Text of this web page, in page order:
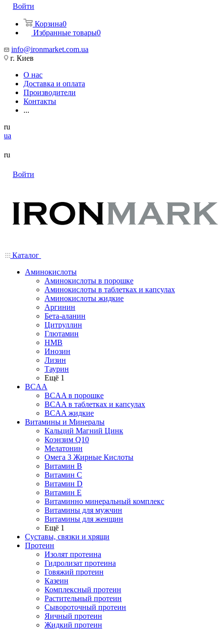
Войти
Корзина0
Избранные товары0
info@ironmarket.com.ua
г. Киев
О нас
Доставка и оплата
Производители
Контакты
...
ru
ua
ru
Войти
Каталог
Аминокислоты
Аминокислоты в порошке
Аминокислоты в таблетках и капсулах
Аминокислоты жидкие
Аргинин
Бета-аланин
Цитруллин
Глютамин
HMB
Инозин
Лизин
Таурин
Ещё 1
BCAA
BCAA в порошке
BCAA в таблетках и капсулах
BCAA жидкие
Витамины и Минералы
Кальций Магний Цинк
Коэнзим Q10
Мелатонин
Омега 3 Жирные Кислоты
Витамин B
Витамин C
Витамин D
Витамин E
Витаминно минеральный комплекс
Витамины для мужчин
Витамины для женщин
Ещё 1
Суставы, связки и хрящи
Протеин
Изолят протеина
Гидролизат протеина
Говяжий протеин
Казеин
Комплексный протеин
Растительный протеин
Сывороточный протеин
Яичный протеин
Жидкий протеин